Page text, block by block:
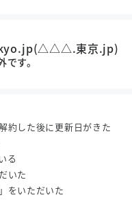
東京.jp)
す。
約した後に更新日がきた
る
いた
をいただいた